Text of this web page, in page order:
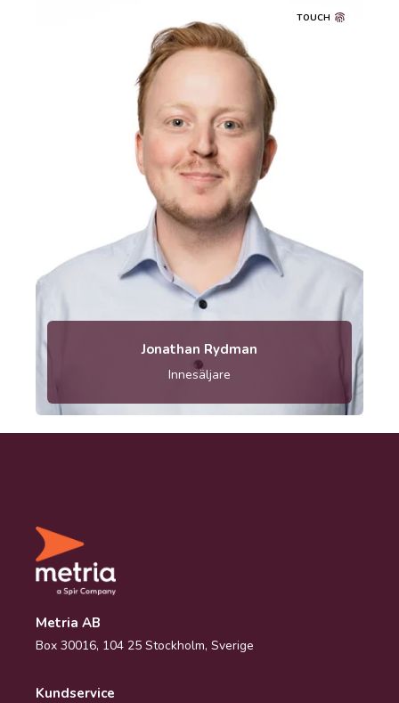
TOUCH
jonathan.rydman [at] metria.se
Jonathan Rydman
Innesäljare
Metria AB
Box 30016, 104 25 Stockholm, Sverige
Kundservice